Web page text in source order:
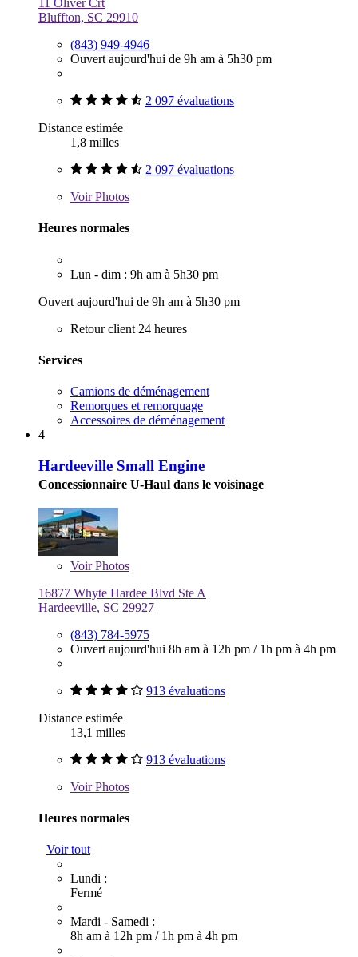
11 Oliver Crt
Bluffton, SC 29910
(843) 949-4946
Ouvert aujourd'hui de 9h am à 5h30 pm
2 097 évaluations
Distance estimée
1,8 milles
2 097 évaluations
VoirPhotos
Heures normales
Lun - dim : 9h am à 5h30 pm
Ouvert aujourd'hui de 9h am à 5h30 pm
Retour client 24 heures
Services
Camions de déménagement
Remorques et remorquage
Accessoires de déménagement
4
Hardeeville Small Engine
Concessionnaire U-Haul dans le voisinage
VoirPhotos
16877 Whyte Hardee Blvd Ste A
Hardeeville, SC 29927
(843) 784-5975
Ouvert aujourd'hui 8h am à 12h pm / 1h pm à 4h pm
913 évaluations
Distance estimée
13,1 milles
913 évaluations
VoirPhotos
Heures normales
Voir tout
Lundi :
Fermé
Mardi - Samedi :
8h am à 12h pm / 1h pm à 4h pm